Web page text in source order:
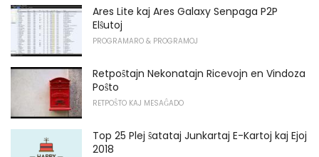
Ares Lite kaj Ares Galaxy Senpaga P2P
Elŝutoj
PROGRAMARO & PROGRAMOJ
Retpoŝtajn Nekonatajn Ricevojn en Vindoza
Poŝto
RETPOŜTO KAJ MESAĜADO
Top 25 Plej ŝatataj Junkartaj E-Kartoj kaj Ejoj
2018